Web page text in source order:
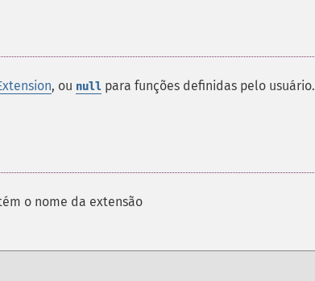
, ou null para funções definidas pelo usuário.
o nome da extensão